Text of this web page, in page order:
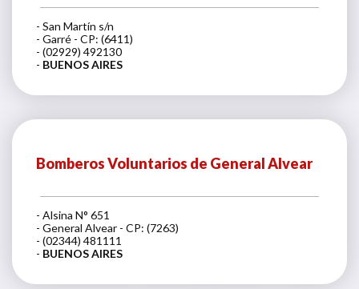
- San Martín s/n
- Garré - CP: (6411)
- (02929) 492130
- BUENOS AIRES
Bomberos Voluntarios de General Alvear
- Alsina N° 651
- General Alvear - CP: (7263)
- (02344) 481111
- BUENOS AIRES